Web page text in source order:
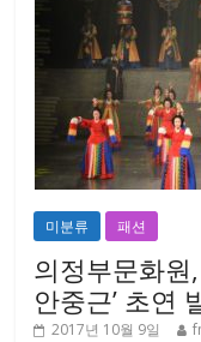
미분류 패션
의정부문화원
안중근’ 초연
2017년 10월 9일